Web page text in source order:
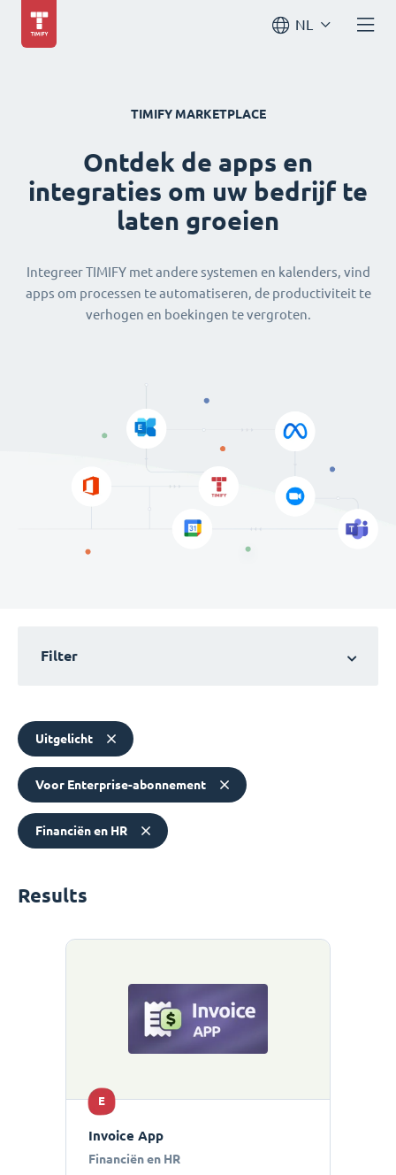
NL
TIMIFY MARKETPLACE
Ontdek de apps en
integraties om uw bedrijf te
laten groeien
Integreer TIMIFY met andere systemen en kalenders, vind
apps om processen te automatiseren, de productiviteit te
verhogen en boekingen te vergroten.
Filter
Uitgelicht
Voor Enterprise-abonnement
Financiën en HR
Results
E
Invoice App
Financiën en HR